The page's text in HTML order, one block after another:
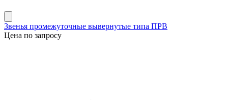
Звенья промежуточные вывернутые типа ПРВ
Цена по запросу